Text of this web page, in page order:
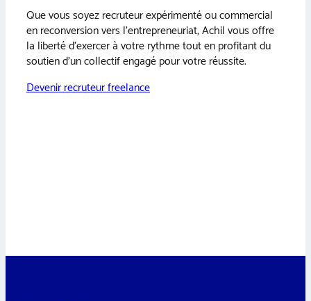
Que vous soyez recruteur expérimenté ou commercial
en reconversion vers l’entrepreneuriat, Achil vous offre
la liberté d’exercer à votre rythme tout en profitant du
soutien d’un collectif engagé pour votre réussite.
Devenir recruteur freelance